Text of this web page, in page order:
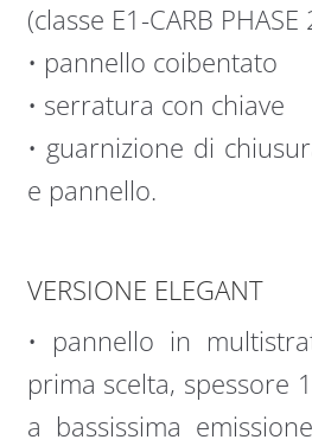
(classe E1-CARB PHASE
• pannello coibentato
• serratura con chiave
• guarnizione di
e pannello.
VERSIONE ELEGANT
• pannello in
prima scelta, spessore
a bassissima